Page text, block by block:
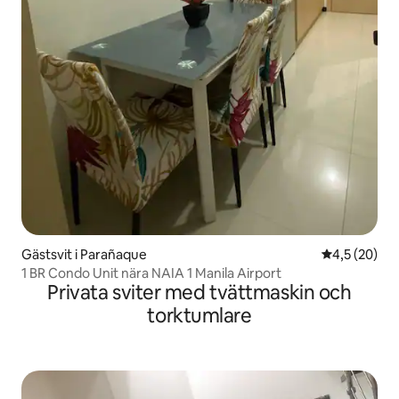
Gästsvit i Parañaque 4,5 av 5 i
4,5 (20)
1 BR Condo Unit nära NAIA 1 Manila Airport
Privata sviter med tvättmaskin och
torktumlare